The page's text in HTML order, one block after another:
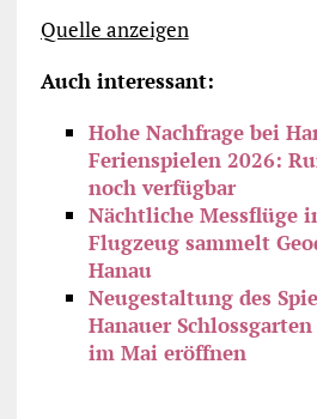
Quelle anzeigen
Auch interessant:
Hohe Nachfrage bei
Ferienspielen 2026:
noch verfügbar
Nächtliche Messflüge
Flugzeug sammelt
Hanau
Neugestaltung des
Hanauer
im Mai eröffnen